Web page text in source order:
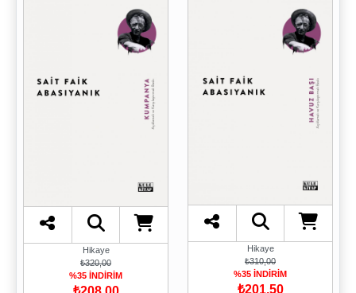
Hikaye
₺320,00
%35 İNDİRİM
Hikaye
₺310,00
%35 İNDİRİM
₺201,50